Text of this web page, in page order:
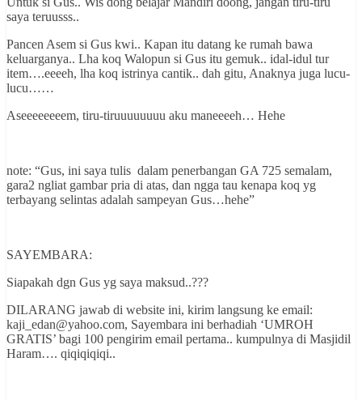
saya teruusss..
Pancen Asem si Gus kwi.. Kapan itu datang ke rumah bawa
keluarganya.. Lha koq Walopun si Gus itu gemuk.. idal-idul tur
item….eeeeh, lha koq istrinya cantik.. dah gitu, Anaknya juga lucu-
lucu……
Aseeeeeeeem, tiru-tiruuuuuuuu aku maneeeeh… Hehe
note: “Gus, ini saya tulis dalam penerbangan GA 725 semalam,
gara2 ngliat gambar pria di atas, dan ngga tau kenapa koq yg
terbayang selintas adalah sampeyan Gus…hehe”
SAYEMBARA:
Siapakah dgn Gus yg saya maksud..???
DILARANG jawab di website ini, kirim langsung ke email:
kaji_edan@yahoo.com, Sayembara ini berhadiah ‘UMROH
GRATIS’ bagi 100 pengirim email pertama.. kumpulnya di Masjidil
Haram…. qiqiqiqiqi..